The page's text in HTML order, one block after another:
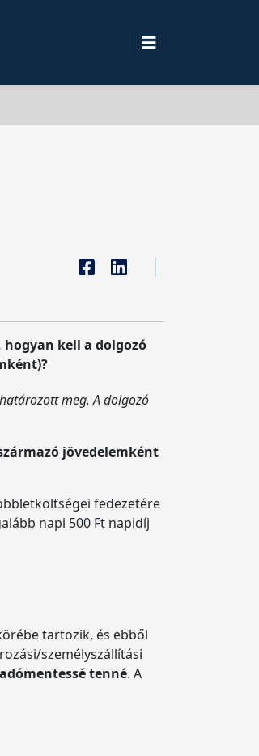
hogyan kell a dolgozó
meg. A dolgozó
jövedelemként
fedezetére
napi 500 Ft napidíj
tartozik, és ebből
személyszállítási
tenné. A